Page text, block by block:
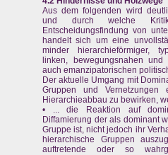
Aus dem folgenden wird
und durch welche
Entscheidungsfindung von
handelt sich um eine
minder hierarchieförmiger,
linken, bewegungsnahen
auch emanzipatorischen
Der aktuelle Umgang mit
Gruppen und
Hierarchieabbau zu bewirken,
• ... die Reaktion auf
Diffamierung der als dominant
Gruppe ist, nicht jedoch ihr
hierarchische Gruppen
auftretende oder so